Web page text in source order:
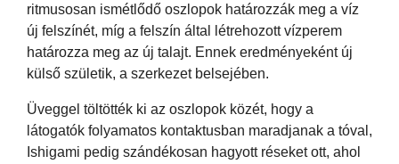
ritmusosan ismétlődő oszlopok határozzák meg a víz
új felszínét, míg a felszín által létrehozott vízperem
határozza meg az új talajt. Ennek eredményeként új
külső születik, a szerkezet belsejében.
Üveggel töltötték ki az oszlopok közét, hogy a
látogatók folyamatos kontaktusban maradjanak a tóval,
Ishigami pedig szándékosan hagyott réseket ott, ahol